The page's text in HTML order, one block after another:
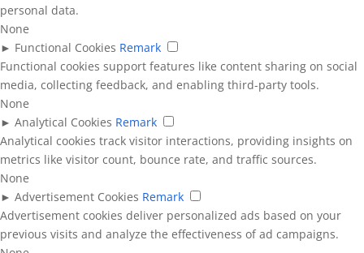
personal data.
None
► Functional Cookies Remark
Functional cookies support features like content sharing on social
media, collecting feedback, and enabling third-party tools.
None
► Analytical Cookies Remark
Analytical cookies track visitor interactions, providing insights on
metrics like visitor count, bounce rate, and traffic sources.
None
► Advertisement Cookies Remark
Advertisement cookies deliver personalized ads based on your
previous visits and analyze the effectiveness of ad campaigns.